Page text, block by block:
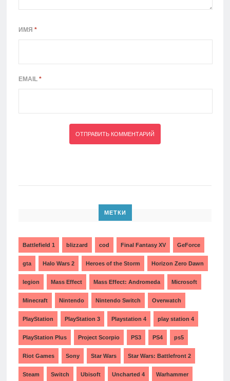
ИМЯ *
EMAIL *
МЕТКИ
Battlefield 1 blizzard cod Final Fantasy XV GeForce
gta Halo Wars 2 Heroes of the Storm Horizon Zero Dawn
legion Mass Effect Mass Effect: Andromeda Microsoft
Minecraft Nintendo Nintendo Switch Overwatch
PlayStation PlayStation 3 Playstation 4 play station 4
PlayStation Plus Project Scorpio PS3 PS4 ps5
Riot Games Sony Star Wars Star Wars: Battlefront 2
Steam Switch Ubisoft Uncharted 4 Warhammer